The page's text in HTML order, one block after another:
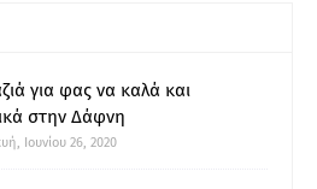
για φας να καλά και
στην Δάφνη
Ιουνίου 26, 2020